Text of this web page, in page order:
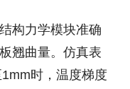
构力学模块准确
翘曲量。仿真表
时，温度梯度